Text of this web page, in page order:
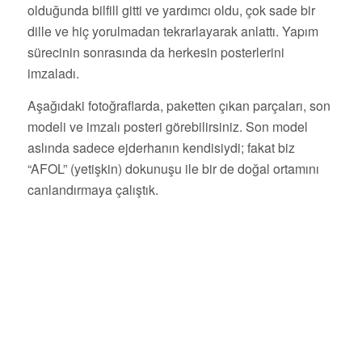
olduğunda bilfill gitti ve yardımcı oldu, çok sade bir
dille ve hiç yorulmadan tekrarlayarak anlattı. Yapım
sürecinin sonrasında da herkesin posterlerini
imzaladı.
Aşağıdaki fotoğraflarda, paketten çıkan parçaları, son
modeli ve imzalı posteri görebilirsiniz. Son model
aslında sadece ejderhanın kendisiydi; fakat biz
“AFOL” (yetişkin) dokunuşu ile bir de doğal ortamını
canlandırmaya çalıştık.